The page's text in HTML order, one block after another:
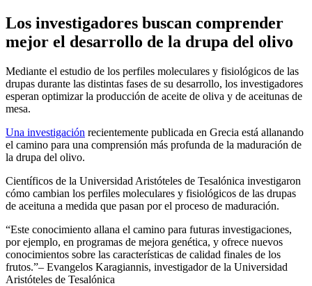
Los investigadores buscan comprender
mejor el desarrollo de la drupa del olivo
Mediante el estudio de los perfiles moleculares y fisiológicos de las
drupas durante las distintas fases de su desarrollo, los investigadores
esperan optimizar la producción de aceite de oliva y de aceitunas de
mesa.
Una investigación recientemente publicada en Grecia está allanando
el camino para una comprensión más profunda de la maduración de
la drupa del olivo.
Científicos de la Universidad Aristóteles de Tesalónica investigaron
cómo cambian los perfiles moleculares y fisiológicos de las drupas
de aceituna a medida que pasan por el proceso de maduración.
Este conocimiento allana el camino para futuras investigaciones,
por ejemplo, en programas de mejora genética, y ofrece nuevos
conocimientos sobre las características de calidad finales de los
frutos. – Evangelos Karagiannis, investigador de la Universidad
Aristóteles de Tesalónica